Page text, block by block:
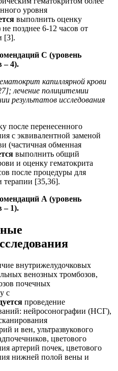
уровня
выполнить оценку
позднее 6-12 часов от
[3].
С (уровень
– 4).
капиллярной крови
лечение полицитемии
результатов исследования
после перенесенного
с эквивалентной заменой
(частичная обменная
выполнить общий
и оценку гематокрита
после процедуры для
терапии [35,36].
А (уровень
– 1).
внутрижелудочковых
венозных тромбозов,
почечных
с
проведение
нейросонографии (НСГ),
и вен, ультразвукового
цветового
артерий почек, цветового
нижней полой вены и